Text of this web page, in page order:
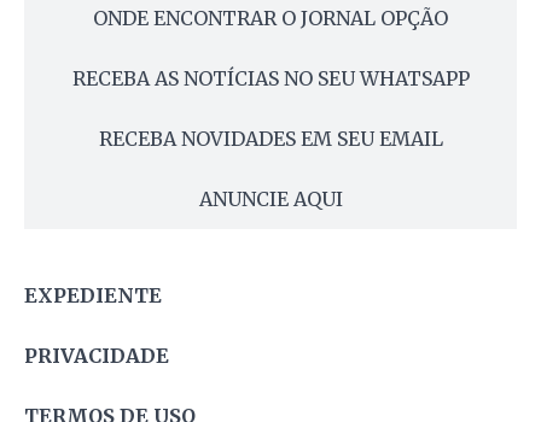
ONDE ENCONTRAR O JORNAL OPÇÃO
RECEBA AS NOTÍCIAS NO SEU WHATSAPP
RECEBA NOVIDADES EM SEU EMAIL
ANUNCIE AQUI
EXPEDIENTE
PRIVACIDADE
TERMOS DE USO